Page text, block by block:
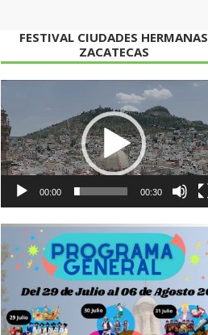
FESTIVAL CIUDADES HERMANAS
ZACATECAS
de
vídeo
00:00 00:30